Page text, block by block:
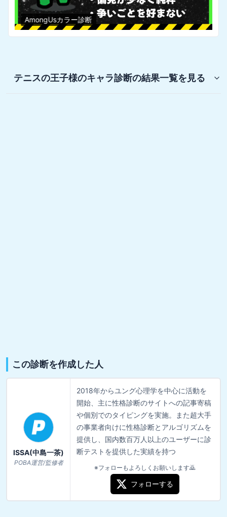
AmongUsカラー診断
テニスの王子様のキャラ診断の結果一覧を見る
この診断を作成した人
ISSA(中島一茶)
POBA運営/監修者
2018年からユング心理学を中心に活動を
開始、主に性格診断のサイトへの記事寄稿
や個別でのタイピングを実施。また超大手
の事業者向けに性格診断とアルゴリズムを
提供し、国内数百万人以上のユーザーに診
断テストを提供した実績を持つ
※フォローもよろしくお願いします🙇
フォローする